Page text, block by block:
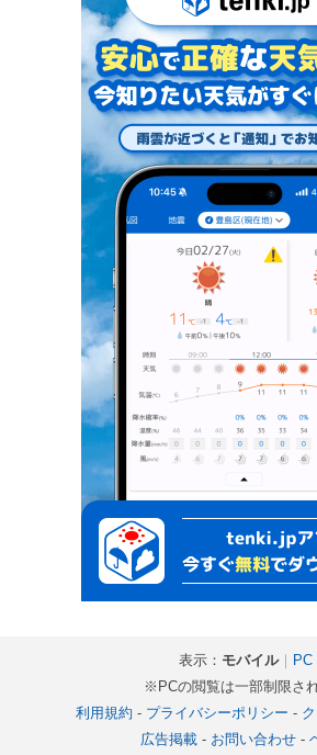
表示： モバイル｜
PC
※PCの閲覧は一部制限さ
利用規約 - プライバシーポリシー -
広告掲載- お問い合わせ-